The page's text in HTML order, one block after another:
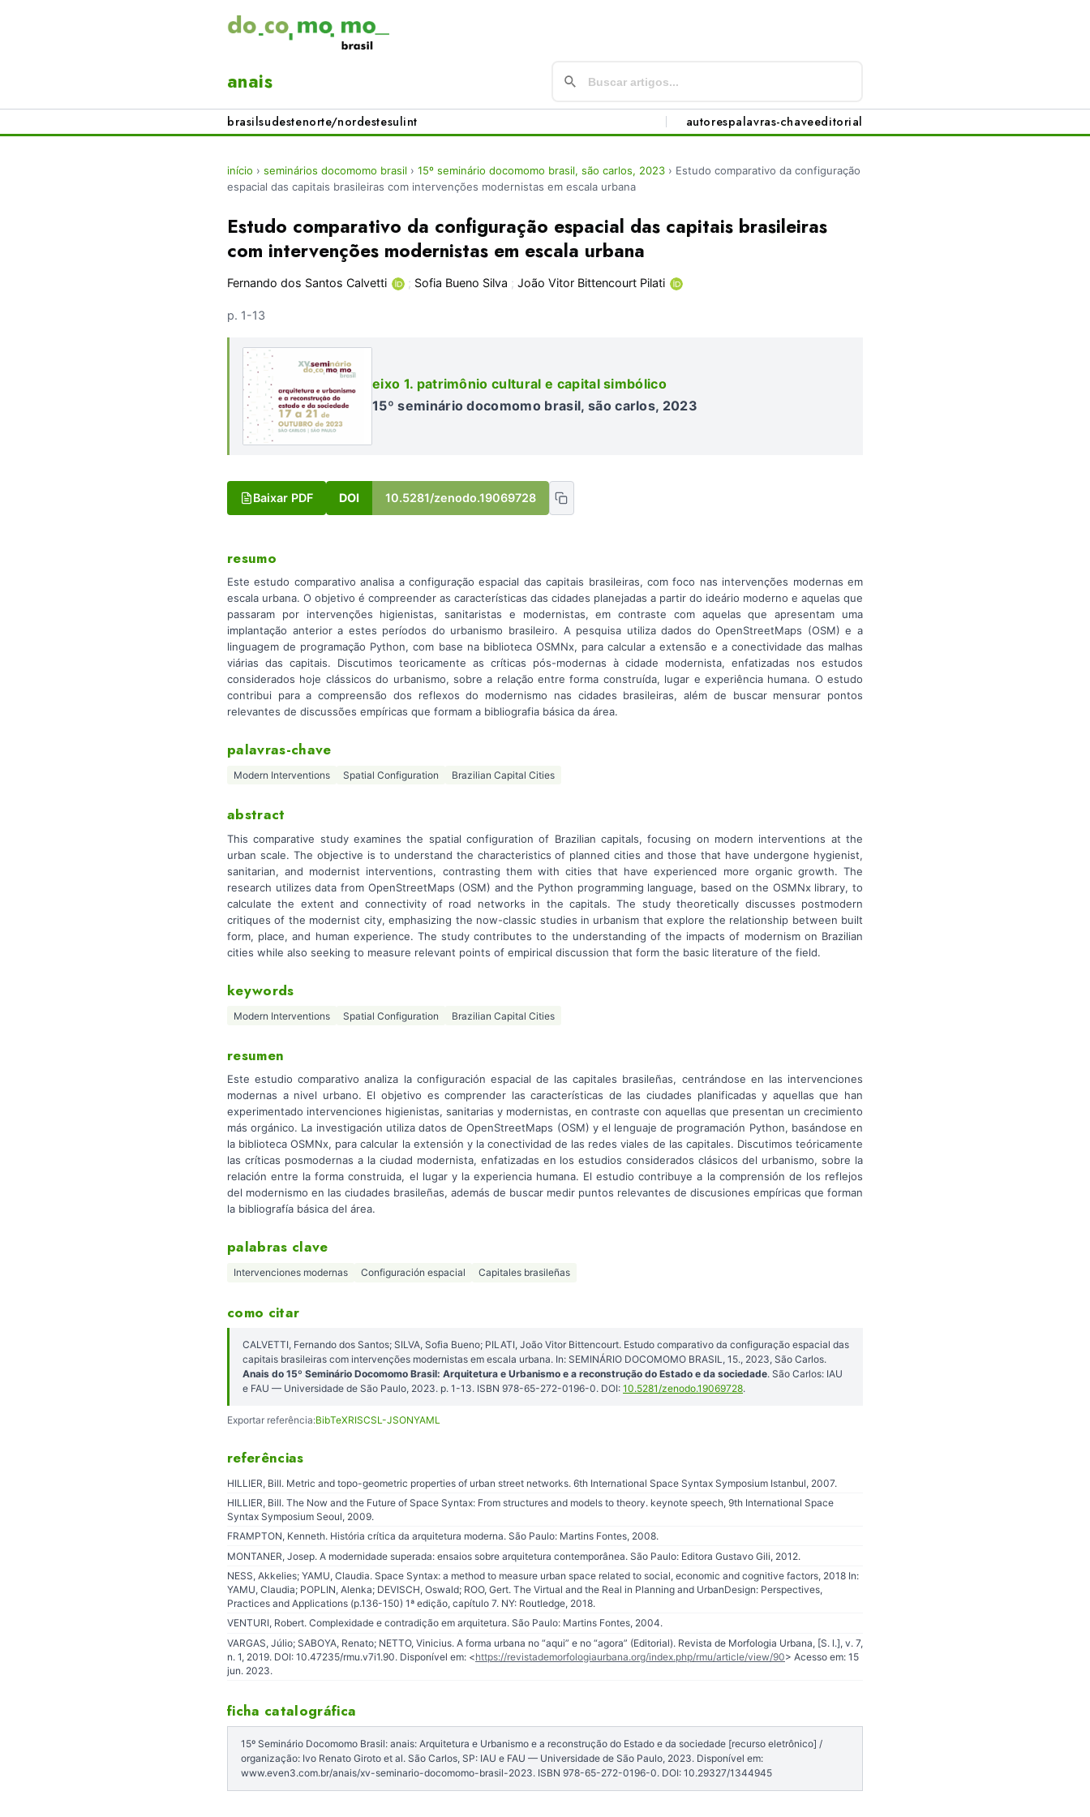
anais
brasilsudestenorte/nordestesulint autorespalavras-chaveeditorial
início › seminários docomomo brasil › 15º seminário docomomo brasil, são carlos, 2023 › Estudo comparativo da configuração
espacial das capitais brasileiras com intervenções modernistas em escala urbana
Estudo comparativo da configuração espacial das capitais brasileiras
com intervenções modernistas em escala urbana
Fernando dos Santos Calvetti ; Sofia Bueno Silva ;João Vitor Bittencourt Pilati
p. 1-13
eixo 1. patrimônio cultural e capital simbólico
15º seminário docomomo brasil, são carlos, 2023
Baixar PDF DOI 10.5281/zenodo.19069728
resumo
Este estudo comparativo analisa a configuração espacial das capitais brasileiras, com foco nas intervenções modernas em
escala urbana. O objetivo é compreender as características das cidades planejadas a partir do ideário moderno e aquelas que
passaram por intervenções higienistas, sanitaristas e modernistas, em contraste com aquelas que apresentam uma
implantação anterior a estes períodos do urbanismo brasileiro. A pesquisa utiliza dados do OpenStreetMaps (OSM) e a
linguagem de programação Python, com base na biblioteca OSMNx, para calcular a extensão e a conectividade das malhas
viárias das capitais. Discutimos teoricamente as críticas pós-modernas à cidade modernista, enfatizadas nos estudos
considerados hoje clássicos do urbanismo, sobre a relação entre forma construída, lugar e experiência humana. O estudo
contribui para a compreensão dos reflexos do modernismo nas cidades brasileiras, além de buscar mensurar pontos
relevantes de discussões empíricas que formam a bibliografia básica da área.
palavras-chave
Modern Interventions Spatial Configuration Brazilian Capital Cities
abstract
This comparative study examines the spatial configuration of Brazilian capitals, focusing on modern interventions at the
urban scale. The objective is to understand the characteristics of planned cities and those that have undergone hygienist,
sanitarian, and modernist interventions, contrasting them with cities that have experienced more organic growth. The
research utilizes data from OpenStreetMaps (OSM) and the Python programming language, based on the OSMNx library, to
calculate the extent and connectivity of road networks in the capitals. The study theoretically discusses postmodern
critiques of the modernist city, emphasizing the now-classic studies in urbanism that explore the relationship between built
form, place, and human experience. The study contributes to the understanding of the impacts of modernism on Brazilian
cities while also seeking to measure relevant points of empirical discussion that form the basic literature of the field.
keywords
Modern Interventions Spatial Configuration Brazilian Capital Cities
resumen
Este estudio comparativo analiza la configuración espacial de las capitales brasileñas, centrándose en las intervenciones
modernas a nivel urbano. El objetivo es comprender las características de las ciudades planificadas y aquellas que han
experimentado intervenciones higienistas, sanitarias y modernistas, en contraste con aquellas que presentan un crecimiento
más orgánico. La investigación utiliza datos de OpenStreetMaps (OSM) y el lenguaje de programación Python, basándose en
la biblioteca OSMNx, para calcular la extensión y la conectividad de las redes viales de las capitales. Discutimos teóricamente
las críticas posmodernas a la ciudad modernista, enfatizadas en los estudios considerados clásicos del urbanismo, sobre la
relación entre la forma construida, el lugar y la experiencia humana. El estudio contribuye a la comprensión de los reflejos
del modernismo en las ciudades brasileñas, además de buscar medir puntos relevantes de discusiones empíricas que forman
la bibliografía básica del área.
palabras clave
Intervenciones modernas Configuración espacial Capitales brasileñas
como citar
CALVETTI, Fernando dos Santos; SILVA, Sofia Bueno; PILATI, João Vitor Bittencourt. Estudo comparativo da configuração espacial das
capitais brasileiras com intervenções modernistas em escala urbana. In: SEMINÁRIO DOCOMOMO BRASIL, 15., 2023, São Carlos.
Anais do 15º Seminário Docomomo Brasil: Arquitetura e Urbanismo e a reconstrução do Estado e da sociedade. São Carlos: IAU
e FAU — Universidade de São Paulo, 2023. p. 1-13. ISBN 978-65-272-0196-0. DOI: 10.5281/zenodo.19069728.
Exportar referência:BibTeXRISCSL-JSONYAML
referências
HILLIER, Bill. Metric and topo-geometric properties of urban street networks. 6th International Space Syntax Symposium Istanbul, 2007.
HILLIER, Bill. The Now and the Future of Space Syntax: From structures and models to theory. keynote speech, 9th International Space
Syntax Symposium Seoul, 2009.
FRAMPTON, Kenneth. História crítica da arquitetura moderna. São Paulo: Martins Fontes, 2008.
MONTANER, Josep. A modernidade superada: ensaios sobre arquitetura contemporânea. São Paulo: Editora Gustavo Gili, 2012.
NESS, Akkelies; YAMU, Claudia. Space Syntax: a method to measure urban space related to social, economic and cognitive factors, 2018 In:
YAMU, Claudia; POPLIN, Alenka; DEVISCH, Oswald; ROO, Gert. The Virtual and the Real in Planning and UrbanDesign: Perspectives,
Practices and Applications (p.136-150) 1ª edição, capítulo 7. NY: Routledge, 2018.
VENTURI, Robert. Complexidade e contradição em arquitetura. São Paulo: Martins Fontes, 2004.
VARGAS, Júlio; SABOYA, Renato; NETTO, Vinicius. A forma urbana no “aqui” e no “agora” (Editorial). Revista de Morfologia Urbana, [S. l.], v. 7,
n. 1, 2019. DOI: 10.47235/rmu.v7i1.90. Disponível em: <https://revistademorfologiaurbana.org/index.php/rmu/article/view/90> Acesso em: 15
jun. 2023.
ficha catalográfica
15º Seminário Docomomo Brasil: anais: Arquitetura e Urbanismo e a reconstrução do Estado e da sociedade [recurso eletrônico] /
organização: Ivo Renato Giroto et al. São Carlos, SP: IAU e FAU — Universidade de São Paulo, 2023. Disponível em:
www.even3.com.br/anais/xv-seminario-docomomo-brasil-2023. ISBN 978-65-272-0196-0. DOI: 10.29327/1344945